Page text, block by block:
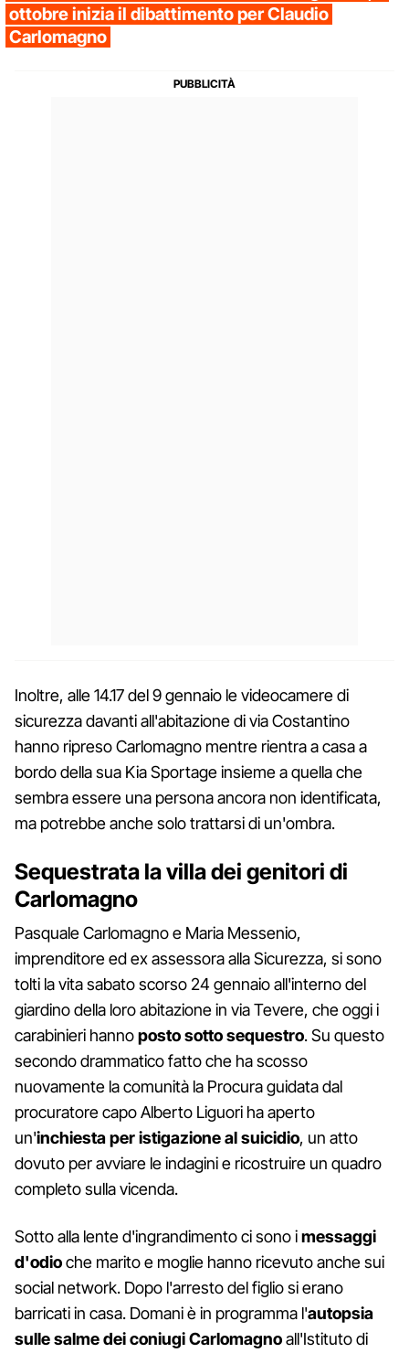
ottobre inizia il dibattimento per Claudio
Carlomagno
Inoltre, alle 14.17 del 9 gennaio le videocamere di
sicurezza davanti all'abitazione di via Costantino
hanno ripreso Carlomagno mentre rientra a casa a
bordo della sua Kia Sportage insieme a quella che
sembra essere una persona ancora non identificata,
ma potrebbe anche solo trattarsi di un'ombra.
Sequestrata la villa dei genitori di
Carlomagno
Pasquale Carlomagno e Maria Messenio,
imprenditore ed ex assessora alla Sicurezza, si sono
tolti la vita sabato scorso 24 gennaio all'interno del
giardino della loro abitazione in via Tevere, che oggi i
carabinieri hannoposto sotto sequestro. Su questo
secondo drammatico fatto che ha scosso
nuovamente la comunità la Procura guidata dal
procuratore capo Alberto Liguori ha aperto
un'inchiesta per istigazione al suicidio, un atto
dovuto per avviare le indagini e ricostruire un quadro
completo sulla vicenda.
Sotto alla lente d'ingrandimento ci sono imessaggi
d'odioche marito e moglie hanno ricevuto anche sui
social network. Dopo l'arresto del figlio si erano
barricati in casa. Domani è in programma l'autopsia
sulle salme dei coniugi Carlomagnoall'Istituto di